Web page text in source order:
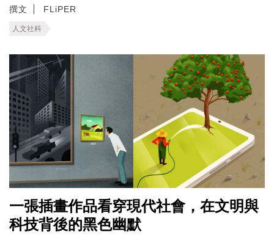
撰文 FLiPER
人文社科
一張插畫作品看穿現代社會，在文明與
科技背後的黑色幽默